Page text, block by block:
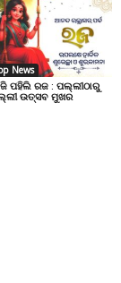
News
ପହିଲି ରଜ : ପଲ୍ଲୀଠାରୁ
ଉତ୍ସବ ମୁଖର